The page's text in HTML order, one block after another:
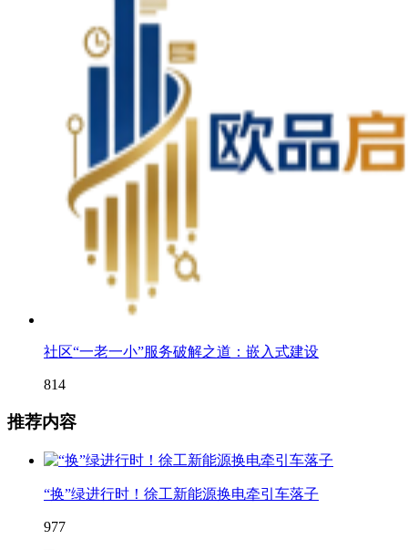
社区“一老一小”服务破解之道：嵌入式建设
814
推荐内容
“换”绿进行时！徐工新能源换电牵引车落子
977